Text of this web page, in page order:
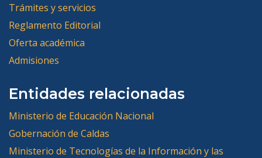
Trámites y servicios
Reglamento Editorial
Oferta académica
Admisiones
Entidades relacionadas
Ministerio de Educación Nacional
Gobernación de Caldas
Ministerio de Tecnologías de la Información y las